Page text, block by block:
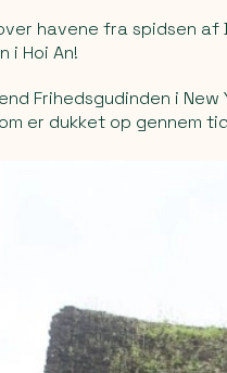
havene fra spidsen af
i Hoi An!
Frihedsgudinden i
er dukket op gennem